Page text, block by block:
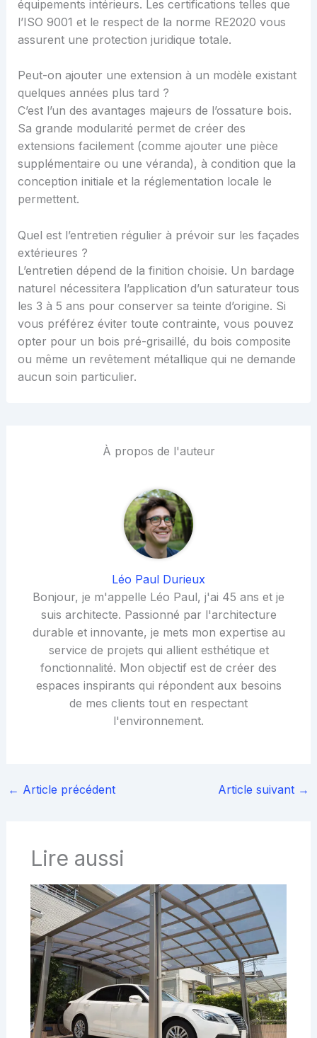
équipements intérieurs. Les certifications telles que
l’ISO 9001 et le respect de la norme RE2020 vous
assurent une protection juridique totale.
Peut-on ajouter une extension à un modèle existant
quelques années plus tard ?
C’est l’un des avantages majeurs de l’ossature bois.
Sa grande modularité permet de créer des
extensions facilement (comme ajouter une pièce
supplémentaire ou une véranda), à condition que la
conception initiale et la réglementation locale le
permettent.
Quel est l’entretien régulier à prévoir sur les façades
extérieures ?
L’entretien dépend de la finition choisie. Un bardage
naturel nécessitera l’application d’un saturateur tous
les 3 à 5 ans pour conserver sa teinte d’origine. Si
vous préférez éviter toute contrainte, vous pouvez
opter pour un bois pré-grisaillé, du bois composite
ou même un revêtement métallique qui ne demande
aucun soin particulier.
À propos de l'auteur
Léo Paul Durieux
Bonjour, je m'appelle Léo Paul, j'ai 45 ans et je
suis architecte. Passionné par l'architecture
durable et innovante, je mets mon expertise au
service de projets qui allient esthétique et
fonctionnalité. Mon objectif est de créer des
espaces inspirants qui répondent aux besoins
de mes clients tout en respectant
l'environnement.
← Article précédent Article suivant →
Lire aussi